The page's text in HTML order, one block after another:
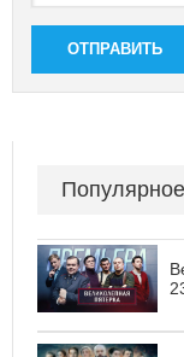
ОТПРАВИТЬ